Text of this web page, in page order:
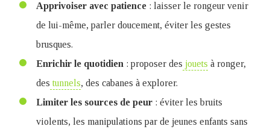
Apprivoiser avec patience : laisser le rongeur venir
de lui-même, parler doucement, éviter les gestes
brusques.
Enrichir le quotidien : proposer des jouets à ronger,
des tunnels, des cabanes à explorer.
Limiter les sources de peur : éviter les bruits
violents, les manipulations par de jeunes enfants sans